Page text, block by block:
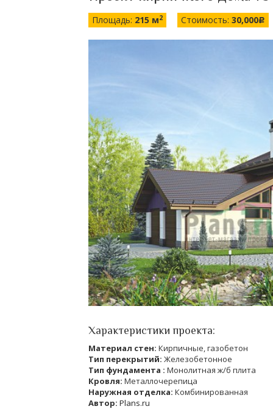
Площадь: 215 м2 Стоимость: 30,000c
Характеристики проекта:
Материал стен: Кирпичные, газобетон
Тип перекрытий: Железобетонное
Тип фундамента : Монолитная ж/б плита
Кровля: Металлочерепица
Наружная отделка: Комбинированная
Автор: Plans.ru